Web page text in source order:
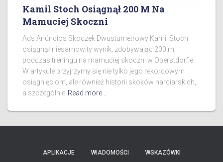
Kamil Stoch Osiągnął 200 M Na
Mamuciej Skoczni
Ads Anúncios Skoczek Dwustumetrowy Kamil Stoch
osiągnął niesamowity wynik, zdobywając 200 m
podczas treningu na mamuciej skoczni w Oberstdorfie.
W artykule przyjrzymy się nie tylko jego rekordowym
osiągnięciom, ale również historii skoków narciarskich,
a szczególnie Read more…
APLIKACJE WIADOMOŚCI WSKAZÓWKI